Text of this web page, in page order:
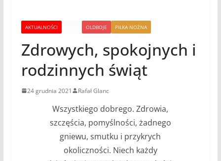
AKTUALNOŚCI OLDBOJE PIŁKA NOŻNA
Zdrowych, spokojnych i
rodzinnych świąt
24 grudnia 2021 Rafał Glanc
Wszystkiego dobrego. Zdrowia,
szczęścia, pomyślności, żadnego
gniewu, smutku i przykrych
okoliczności. Niech każdy